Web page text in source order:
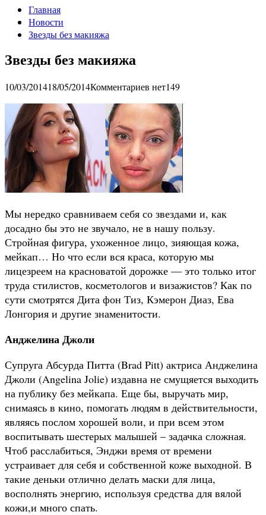
Главная
Новости
Звезды без макияжа
Звезды без макияжа
10/03/201418/05/2014Комментариев нет149
Мы нередко сравниваем себя со звездами и, как
досадно бы это не звучало, не в нашу пользу.
Стройная фигура, ухоженное лицо, зияющая кожа,
мейкап… Но что если вся краса, которую мы
лицезреем на красноватой дорожке — это только итог
труда стилистов, косметологов и визажистов? Как по
сути смотрятся Дита фон Тиз, Кэмерон Диаз, Ева
Лонгория и другие знаменитости.
Анджелина Джоли
Супруга Абсурда Питта (Brad Pitt) актриса Анджелина
Джоли (Angelina Jolie) издавна не смущяется выходить
на публику без мейкапа. Еще бы, выручать мир,
снимаясь в кино, помогать людям в действительности,
являясь послом хорошей воли, и при всем этом
воспитывать шестерых малышей – задачка сложная.
Чтоб расслабиться, Энджи время от времени
устраивает для себя и собственной коже выходной. В
такие деньки отлично делать маски для лица,
восполнять энергию, используя средства для вялой
кожи,и много спать.